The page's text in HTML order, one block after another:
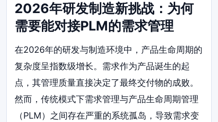
2026年研发制造新挑战：为何
需要能对接PLM的需求管理
在2026年的研发与制造环境中，产品生命周期的
复杂度呈指数级增长。需求作为产品诞生的起
点，其管理质量直接决定了最终交付物的成败。
然而，传统模式下需求管理与产品生命周期管理
（PLM）之间存在严重的系统孤岛，导致需求变